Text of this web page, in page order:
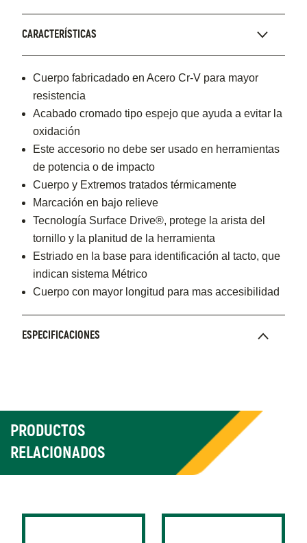
CARACTERÍSTICAS
Cuerpo fabricadado en Acero Cr-V para mayor
resistencia
Acabado cromado tipo espejo que ayuda a evitar la
oxidación
Este accesorio no debe ser usado en herramientas
de potencia o de impacto
Cuerpo y Extremos tratados térmicamente
Marcación en bajo relieve
Tecnología Surface Drive®, protege la arista del
tornillo y la planitud de la herramienta
Estriado en la base para identificación al tacto, que
indican sistema Métrico
Cuerpo con mayor longitud para mas accesibilidad
ESPECIFICACIONES
PRODUCTOS
RELACIONADOS